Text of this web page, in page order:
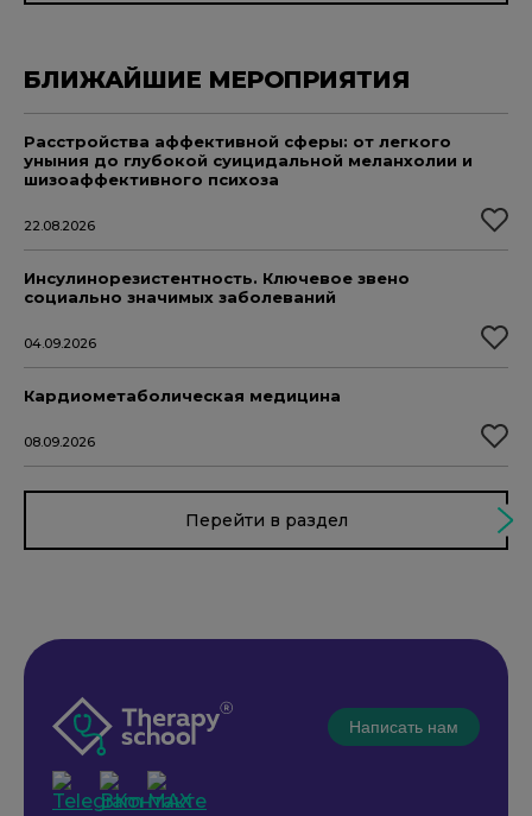
БЛИЖАЙШИЕ МЕРОПРИЯТИЯ
Расстройства аффективной сферы: от легкого
уныния до глубокой суицидальной меланхолии и
шизоаффективного психоза
22.08.2026
Инсулинорезистентность. Ключевое звено
социально значимых заболеваний
04.09.2026
Кардиометаболическая медицина
08.09.2026
Перейти в раздел
Написать нам